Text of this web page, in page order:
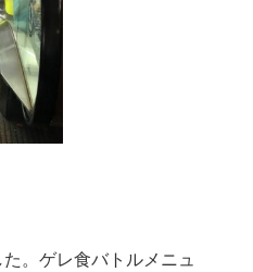
。ゲレ食バトルメニュ